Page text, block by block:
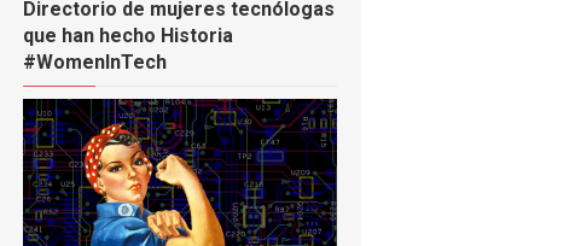
Directorio de mujeres tecnólogas
que han hecho Historia
#WomenInTech